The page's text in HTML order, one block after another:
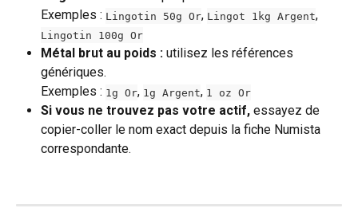
Exemples : Lingotin 50g Or, Lingot 1kg Argent,
Lingotin 100g Or
Métal brut au poids : utilisez les références
génériques.
Exemples : 1g Or, 1g Argent, 1 oz Or
Si vous ne trouvez pas votre actif, essayez de
copier-coller le nom exact depuis la fiche Numista
correspondante.